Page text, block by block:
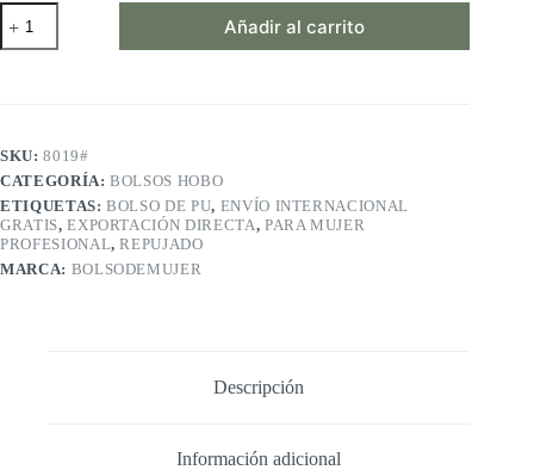
Bolso
de
mano
repujado
–
8019#
cantidad
Añadir al carrito
SKU:8019#
CATEGORÍA:BOLSOS HOBO
ETIQUETAS:BOLSO DE PU, ENVÍO INTERNACIONAL
GRATIS,EXPORTACIÓN DIRECTA, PARA MUJER
PROFESIONAL,REPUJADO
MARCA: BOLSODEMUJER
Descripción
Información adicional